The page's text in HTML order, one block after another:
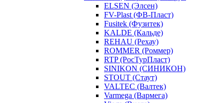
ELSEN (Элсен)
FV-Plast (ФВ-Пласт)
Fusitek (Фузитек)
KALDE (Кальде)
REHAU (Рехау)
ROMMER (Роммер)
RTP (РосТурПласт)
SINIKON (СИНИКОН)
STOUT (Стаут)
VALTEC (Валтек)
Varmega (Вармега)